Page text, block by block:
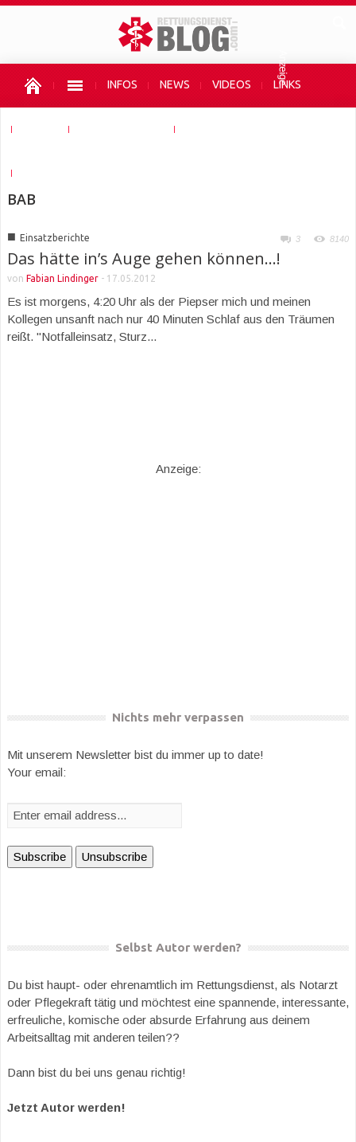
INFOS NEWS VIDEOS LINKS
BAB
■ Einsatzberichte 3 8140
Das hätte in’s Auge gehen können…!
von Fabian Lindinger - 17.05.2012
Es ist morgens, 4:20 Uhr als der Piepser mich und meinen
Kollegen unsanft nach nur 40 Minuten Schlaf aus den Träumen
reißt. "Notfalleinsatz, Sturz...
Anzeige:
Nichts mehr verpassen
Mit unserem Newsletter bist du immer up to date!
Your email:
Selbst Autor werden?
Du bist haupt- oder ehrenamtlich im Rettungsdienst, als Notarzt
oder Pflegekraft tätig und möchtest eine spannende, interessante,
erfreuliche, komische oder absurde Erfahrung aus deinem
Arbeitsalltag mit anderen teilen??
Dann bist du bei uns genau richtig!
Jetzt Autor werden!